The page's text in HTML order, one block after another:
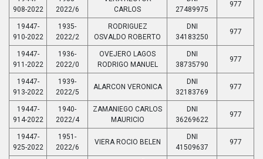
908-2022
2022/6
CARLOS
27489975
977
19447-
910-2022
1935-
2022/2
RODRIGUEZ
OSVALDO ROBERTO
DNI
34183250
977
19447-
911-2022
1936-
2022/0
OVEJERO LAGOS
RODRIGO MANUEL
DNI
38735790
977
19447-
913-2022
1939-
2022/5
ALARCON VERONICA
DNI
32183769
977
19447-
914-2022
1940-
2022/4
ZAMANIEGO CARLOS
MAURICIO
DNI
36269622
977
19447-
925-2022
1951-
2022/6
VIERA ROCIO BELEN
DNI
41509637
977